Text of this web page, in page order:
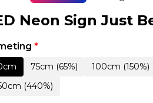
Neon Sign Just
*
75cm (65%) 100cm (150%)
(440%)